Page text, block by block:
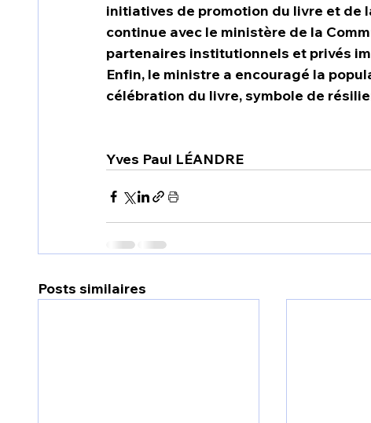
initiatives de promotion du livre et de
continue avec le ministère de la
partenaires institutionnels et privés
Enfin, le ministre a encouragé la
célébration du livre, symbole de
Yves Paul LÉANDRE
Posts similaires